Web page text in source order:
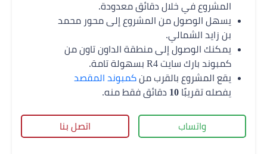
المشروع في خلال دقائق معدودة.
يسهل الوصول من المشروع إلى محور محمد
بن زايد الشمالي.
يمكنك الوصول إلى منطقة الداون تاون من
كمبوند بارك سايت R4 بسهولة تامة.
يقع المشروع بالقرب من كمبوند المقصد
يفصله تقريبًا 10 دقائق فقط منه.
واتساب اتصل بنا